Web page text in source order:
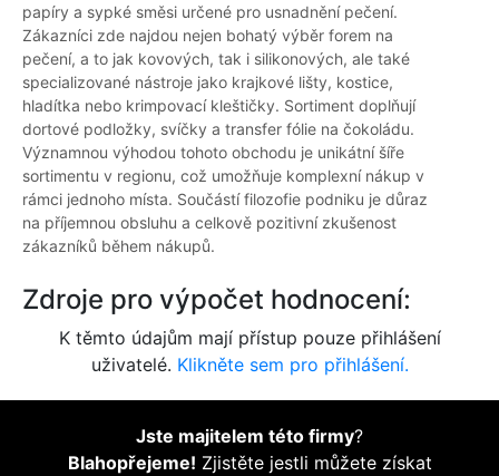
papíry a sypké směsi určené pro usnadnění pečení.
Zákazníci zde najdou nejen bohatý výběr forem na
pečení, a to jak kovových, tak i silikonových, ale také
specializované nástroje jako krajkové lišty, kostice,
hladítka nebo krimpovací kleštičky. Sortiment doplňují
dortové podložky, svíčky a transfer fólie na čokoládu.
Významnou výhodou tohoto obchodu je unikátní šíře
sortimentu v regionu, což umožňuje komplexní nákup v
rámci jednoho místa. Součástí filozofie podniku je důraz
na příjemnou obsluhu a celkově pozitivní zkušenost
zákazníků během nákupů.
Zdroje pro výpočet hodnocení:
K těmto údajům mají přístup pouze přihlášení
uživatelé. Klikněte sem pro přihlášení.
Jste majitelem této firmy?
Blahopřejeme! Zjistěte jestli můžete získat